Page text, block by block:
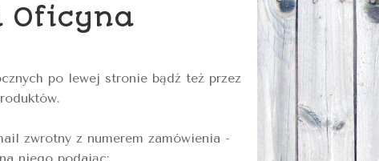
Oficyna
po lewej stronie bądź też przez
zwrotny z numerem zamówienia -